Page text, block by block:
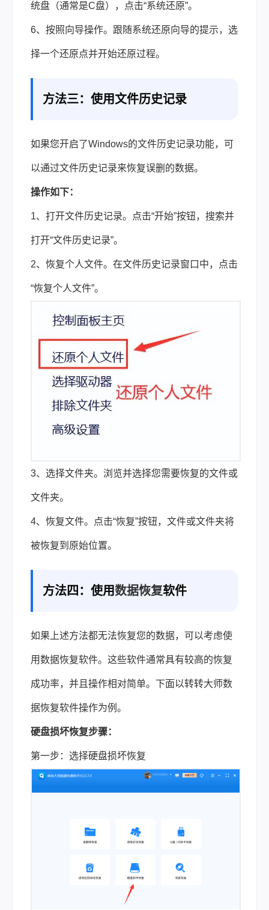
统盘（通常是C盘），点击“系统还原”。
6、按照向导操作。跟随系统还原向导的提示，选
择一个还原点并开始还原过程。
方法三：使用文件历史记录
如果您开启了Windows的文件历史记录功能，可
以通过文件历史记录来恢复误删的数据。
操作如下：
1、打开文件历史记录。点击“开始”按钮，搜索并
打开“文件历史记录”。
2、恢复个人文件。在文件历史记录窗口中，点击
“恢复个人文件”。
3、选择文件夹。浏览并选择您需要恢复的文件或
文件夹。
4、恢复文件。点击“恢复”按钮，文件或文件夹将
被恢复到原始位置。
方法四：使用数据恢复软件
如果上述方法都无法恢复您的数据，可以考虑使
用数据恢复软件。这些软件通常具有较高的恢复
成功率，并且操作相对简单。下面以转转大师数
据恢复软件操作为例。
硬盘损坏恢复步骤：
第一步：选择硬盘损坏恢复